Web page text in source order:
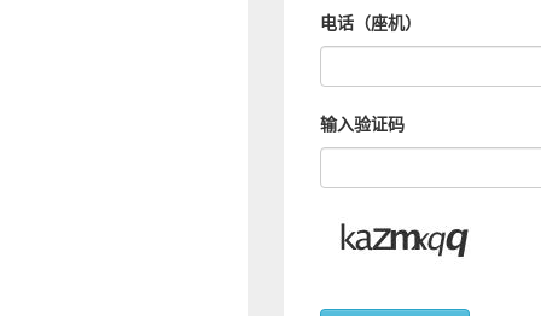
电话（座机）
输入验证码